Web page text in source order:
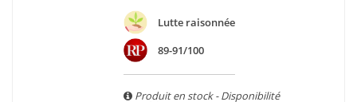
Lutte raisonnée
89-91/100
Produit en stock - Disponibilité